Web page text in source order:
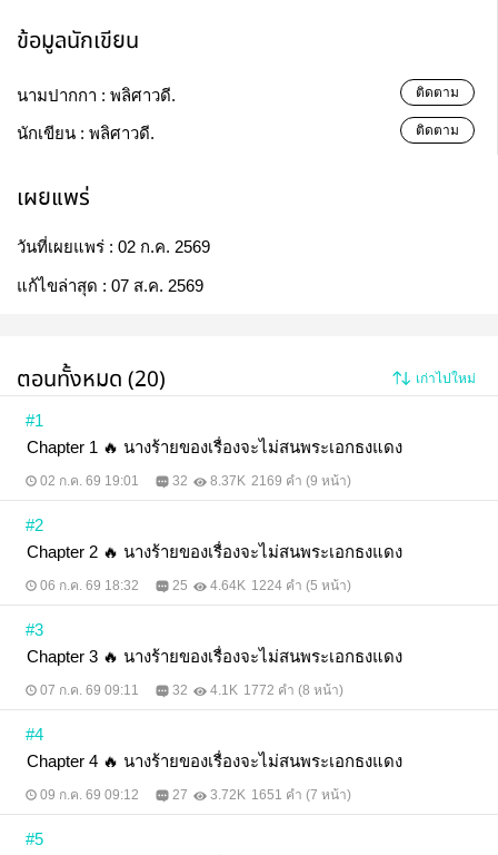
ข้อมูลนักเขียน
นามปากกา : พลิศาวดี. ติดตาม
นักเขียน : พลิศาวดี. ติดตาม
เผยแพร่
วันที่เผยแพร่ : 02 ก.ค. 2569
แก้ไขล่าสุด : 07 ส.ค. 2569
ตอนทั้งหมด (20) เก่าไปใหม่
#1
Chapter 1 🔥 นางร้ายของเรื่องจะไม่สนพระเอกธงแดง
02 ก.ค. 69 19:01 32 8.37K 2169 คำ (9 หน้า)
#2
Chapter 2 🔥 นางร้ายของเรื่องจะไม่สนพระเอกธงแดง
06 ก.ค. 69 18:32 25 4.64K 1224 คำ (5 หน้า)
#3
Chapter 3 🔥 นางร้ายของเรื่องจะไม่สนพระเอกธงแดง
07 ก.ค. 69 09:11 32 4.1K 1772 คำ (8 หน้า)
#4
Chapter 4 🔥 นางร้ายของเรื่องจะไม่สนพระเอกธงแดง
09 ก.ค. 69 09:12 27 3.72K 1651 คำ (7 หน้า)
#5